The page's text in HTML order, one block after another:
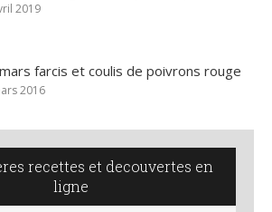
2019
farcis et coulis de poivrons rouge
2016
recettes et decouvertes en
ligne